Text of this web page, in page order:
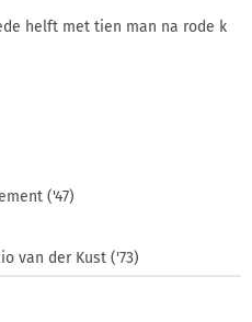
helft met tien man na rode k
('47)
van der Kust ('73)